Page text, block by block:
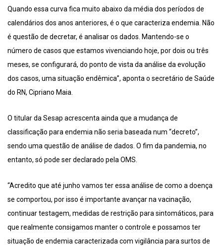
Quando essa curva fica muito abaixo da média dos períodos de
calendários dos anos anteriores, é o que caracteriza endemia. Não
é questão de decretar, é analisar os dados. Mantendo-se o
número de casos que estamos vivenciando hoje, por dois ou três
meses, se configurará, do ponto de vista da análise da evolução
dos casos, uma situação endêmica”, aponta o secretário de Saúde
do RN, Cipriano Maia.
O titular da Sesap acrescenta ainda que a mudança de
classificação para endemia não seria baseada num “decreto”,
sendo uma questão de análise de dados. O fim da pandemia, no
entanto, só pode ser declarado pela OMS.
“Acredito que até junho vamos ter essa análise de como a doença
se comportou, por isso é importante avançar na vacinação,
continuar testagem, medidas de restrição para sintomáticos, para
que realmente consigamos manter o controle e possamos ter
situação de endemia caracterizada com vigilância para surtos de